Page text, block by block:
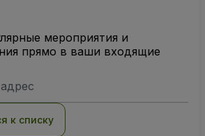
мероприятия и
прямо в ваши входящие
к списку